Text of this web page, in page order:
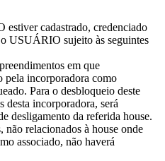
cadastrado, credenciado
o USUÁRIO sujeito às seguintes
em que
incorporadora como
Para o desbloqueio deste
incorporadora, será
desligamento da referida house.
não relacionados à house onde
associado, não haverá